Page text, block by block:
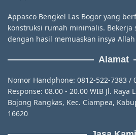
Appasco Bengkel Las Bogor yang
konstruksi rumah minimalis. Bekerja
dengan hasil memuaskan insya Allah
Alamat
Nomor Handphone: 0812-522-7383 /
Response: 08.00 - 20.00 WIB Jl. Raya
Bojong Rangkas, Kec. Ciampea,
16620